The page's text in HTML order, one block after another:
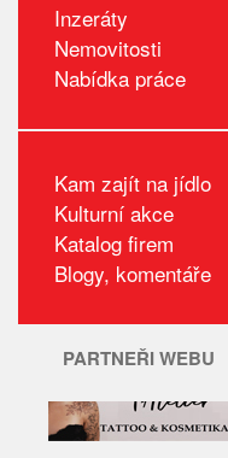
Inzeráty
Nemovitosti
Nabídka práce
Kam zajít na jídlo
Kulturní akce
Katalog firem
Blogy, komentáře
PARTNEŘI WEBU